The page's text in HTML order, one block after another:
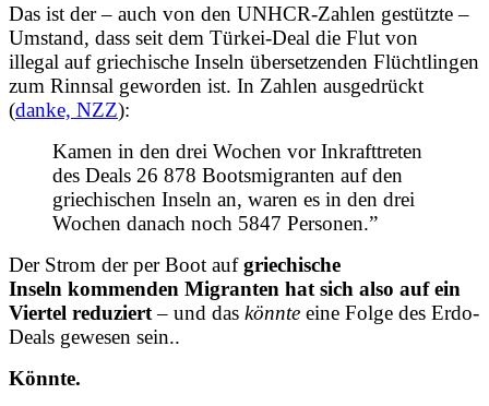
Das ist der – auch von den UNHCR-Zahlen gestützte –
Umstand, dass seit dem Türkei-Deal die Flut von
illegal auf griechische Inseln übersetzenden Flüchtlingen
zum Rinnsal geworden ist. In Zahlen ausgedrückt
(danke, NZZ):
Kamen in den drei Wochen vor Inkrafttreten
des Deals 26 878 Bootsmigranten auf den
griechischen Inseln an, waren es in den drei
Wochen danach noch 5847 Personen.”
Der Strom der per Boot aufgriechische
Inseln kommenden Migranten hat sich also auf ein
Viertel reduziert– und das könnte eine Folge des Erdo-
Deals gewesen sein..
Könnte.